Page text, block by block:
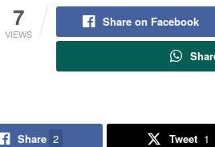
7
VIEWS
Share on Facebook
Share 2 Tweet 1